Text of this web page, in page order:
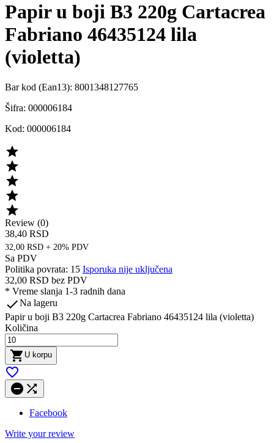
Papir u boji B3 220g Cartacrea
Fabriano 46435124 lila
(violetta)
Bar kod (Ean13): 8001348127765
Šifra: 000006184
Kod: 000006184





Review (0)
38,40 RSD
32,00 RSD + 20% PDV
Sa PDV
Politika povrata: 15 Isporuka nije uključena
32,00 RSD bez PDV
* Vreme slanja 1-3 radnih dana
Na lageru
Papir u boji B3 220g Cartacrea Fabriano 46435124 lila (violetta)
Količina
 U korpu

 
Facebook
Write your review